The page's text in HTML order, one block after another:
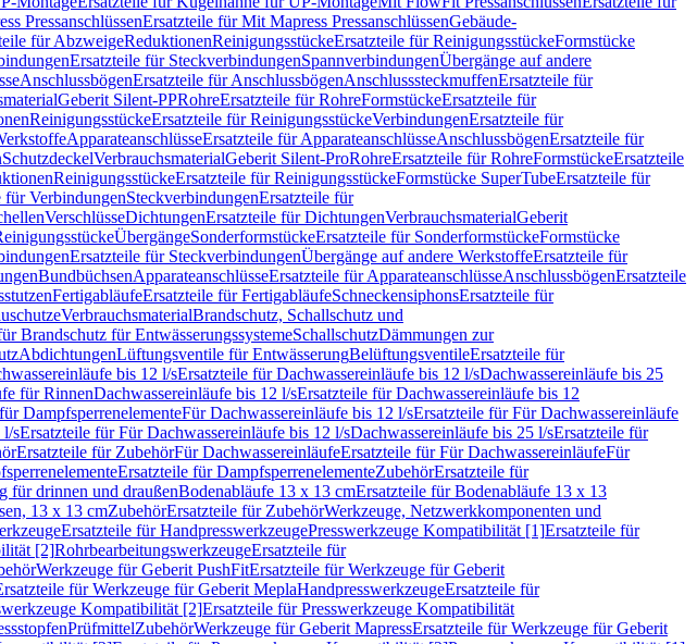
PressanschlüssenErsatzteile für Mit Mapress PressanschlüssenGebäude-
für AbzweigeReduktionenReinigungsstückeErsatzteile für ReinigungsstückeFormstücke
Ersatzteile für SteckverbindungenSpannverbindungenÜbergänge auf andere
AnschlussbögenErsatzteile für AnschlussbögenAnschlusssteckmuffenErsatzteile für
Geberit Silent-PPRohreErsatzteile für RohreFormstückeErsatzteile für
ReinigungsstückeErsatzteile für ReinigungsstückeVerbindungenErsatzteile für
ApparateanschlüsseErsatzteile für ApparateanschlüsseAnschlussbögenErsatzteile für
SchutzdeckelVerbrauchsmaterialGeberit Silent-ProRohreErsatzteile für RohreFormstückeErsatzteile
ReinigungsstückeErsatzteile für ReinigungsstückeFormstücke SuperTubeErsatzteile für
für VerbindungenSteckverbindungenErsatzteile für
VerschlüsseDichtungenErsatzteile für DichtungenVerbrauchsmaterialGeberit
ÜbergängeSonderformstückeErsatzteile für SonderformstückeFormstücke
Ersatzteile für SteckverbindungenÜbergänge auf andere WerkstoffeErsatzteile für
BundbüchsenApparateanschlüsseErsatzteile für ApparateanschlüsseAnschlussbögenErsatzteile
FertigabläufeErsatzteile für FertigabläufeSchneckensiphonsErsatzteile für
VerbrauchsmaterialBrandschutz, Schallschutz und
Brandschutz für EntwässerungssystemeSchallschutzDämmungen zur
AbdichtungenLüftungsventile für EntwässerungBelüftungsventileErsatzteile für
bis 12 l/sErsatzteile für Dachwassereinläufe bis 12 l/sDachwassereinläufe bis 25
für RinnenDachwassereinläufe bis 12 l/sErsatzteile für Dachwassereinläufe bis 12
DampfsperrenelementeFür Dachwassereinläufe bis 12 l/sErsatzteile für Für Dachwassereinläufe
l/sErsatzteile für Für Dachwassereinläufe bis 12 l/sDachwassereinläufe bis 25 l/sErsatzteile für
Ersatzteile für ZubehörFür DachwassereinläufeErsatzteile für Für DachwassereinläufeFür
Ersatzteile für DampfsperrenelementeZubehörErsatzteile für
für drinnen und draußenBodenabläufe 13 x 13 cmErsatzteile für Bodenabläufe 13 x 13
13 x 13 cmZubehörErsatzteile für ZubehörWerkzeuge, Netzwerkkomponenten und
Ersatzteile für HandpresswerkzeugePresswerkzeuge Kompatibilität [1]Ersatzteile für
[2]RohrbearbeitungswerkzeugeErsatzteile für
Werkzeuge für Geberit PushFitErsatzteile für Werkzeuge für Geberit
für Werkzeuge für Geberit MeplaHandpresswerkzeugeErsatzteile für
Kompatibilität [2]Ersatzteile für Presswerkzeuge Kompatibilität
PrüfmittelZubehörWerkzeuge für Geberit MapressErsatzteile für Werkzeuge für Geberit